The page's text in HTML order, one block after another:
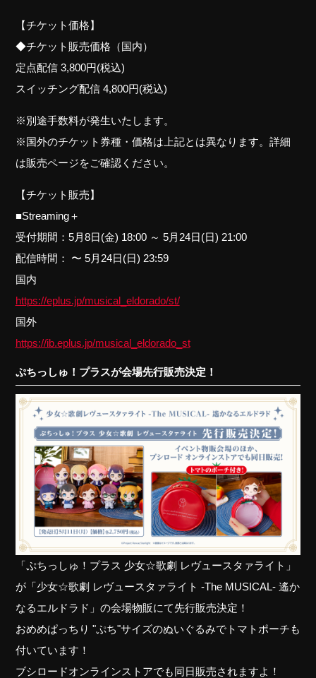
【チケット価格】
◆チケット販売価格（国内）
定点配信 3,800円(税込)
スイッチング配信 4,800円(税込)
※別途手数料が発生いたします。
※国外のチケット券種・価格は上記とは異なります。詳細
は販売ページをご確認ください。
【チケット販売】
■Streaming＋
受付期間：5月8日(金) 18:00 ～ 5月24日(日) 21:00
配信時間： 〜 5月24日(日) 23:59
国内
https://eplus.jp/musical_eldorado/st/
国外
https://ib.eplus.jp/musical_eldorado_st
ぷちっしゅ！プラスが会場先行販売決定！
「ぷちっしゅ！プラス 少女☆歌劇 レヴュースタァライト」
が「少女☆歌劇 レヴュースタァライト -The MUSICAL- 遙か
なるエルドラド」の会場物販にて先行販売決定！
おめめぱっちり "ぷち"サイズのぬいぐるみでトマトポーチも
付いています！
ブシロードオンラインストアでも同日販売されますよ！